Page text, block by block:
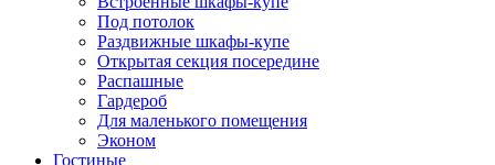
Под потолок
Раздвижные шкафы-купе
Открытая секция посередине
Распашные
Гардероб
Для маленького помещения
Эконом
Гостиные